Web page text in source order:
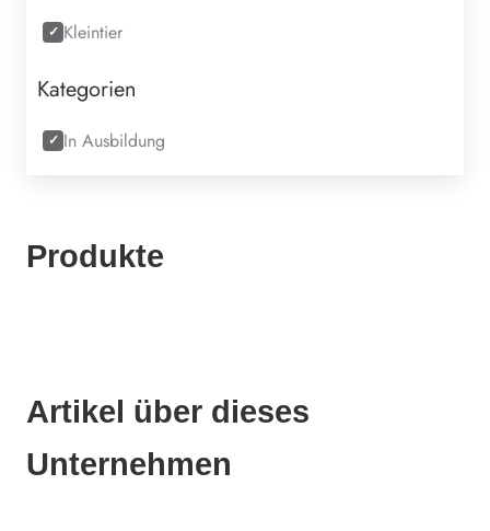
Produkte
Artikel über dieses
Unternehmen
Kleintier
Kategorien
In Ausbildung